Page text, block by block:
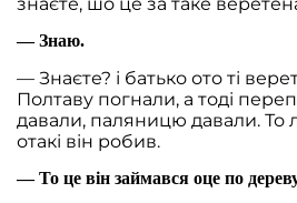
— Знаю.
— Знаєте? і батько ото ті
Полтаву погнали, а тоді
давали, паляницю давали. То
отакі він робив.
— То це він займався оце по